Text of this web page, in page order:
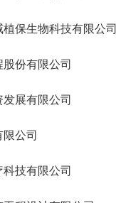
保生物科技有限公司
份有限公司
展有限公司
公司
技有限公司